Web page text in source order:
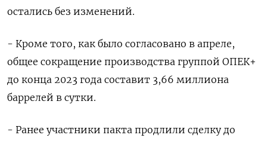
остались без изменений.
- Кроме того, как было согласовано в апреле,
общее сокращение производства группой ОПЕК+
до конца 2023 года составит 3,66 миллиона
баррелей в сутки.
- Ранее участники пакта продлили сделку до